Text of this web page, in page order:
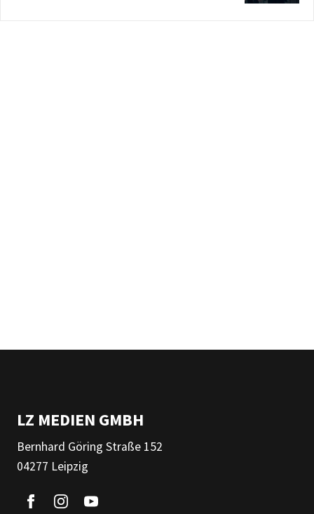
LZ MEDIEN GMBH
Bernhard Göring Straße 152
04277 Leipzig